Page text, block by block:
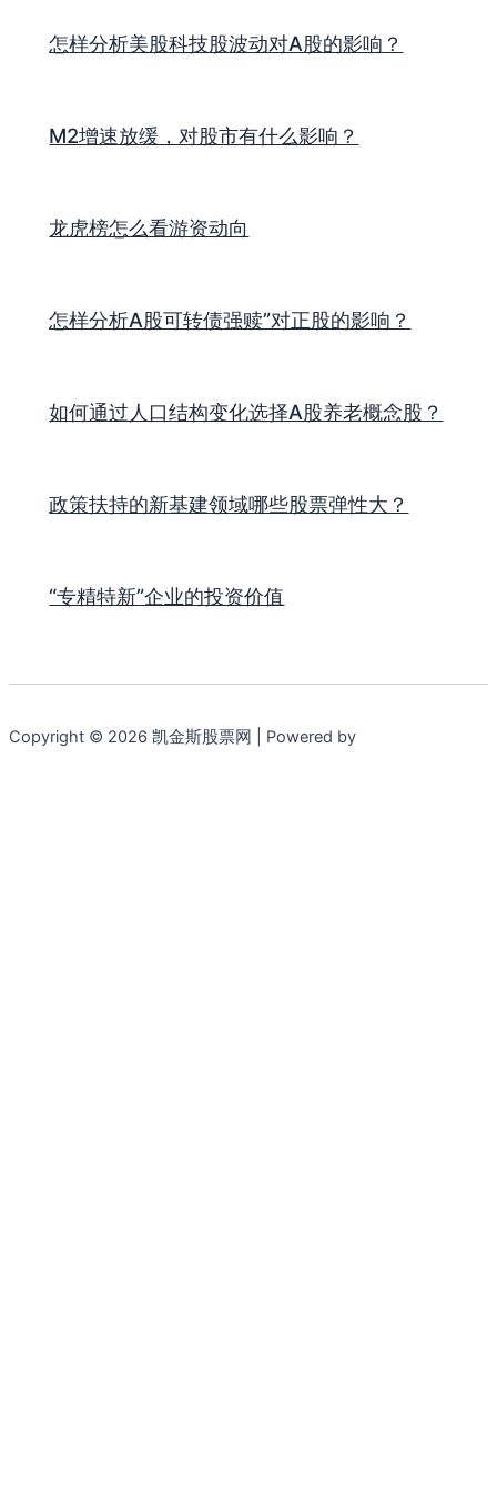
怎样分析美股科技股波动对A股的影响？
M2增速放缓，对股市有什么影响？
龙虎榜怎么看游资动向
怎样分析A股可转债强赎”对正股的影响？
如何通过人口结构变化选择A股养老概念股？
政策扶持的新基建领域哪些股票弹性大？
“专精特新”企业的投资价值
Copyright © 2026 凯金斯股票网 | Powered by